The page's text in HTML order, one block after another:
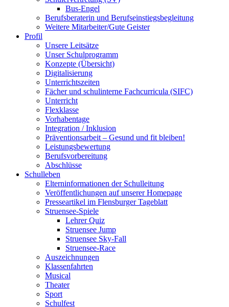
Bus-Engel
Berufsberaterin und Berufseinstiegsbegleitung
Weitere Mitarbeiter/Gute Geister
Profil
Unsere Leitsätze
Unser Schulprogramm
Konzepte (Übersicht)
Digitalisierung
Unterrichtszeiten
Fächer und schulinterne Fachcurricula (SIFC)
Unterricht
Flexklasse
Vorhabentage
Integration / Inklusion
Präventionsarbeit – Gesund und fit bleiben!
Leistungsbewertung
Berufsvorbereitung
Abschlüsse
Schulleben
Elterninformationen der Schulleitung
Veröffentlichungen auf unserer Homepage
Presseartikel im Flensburger Tageblatt
Struensee-Spiele
Lehrer Quiz
Struensee Jump
Struensee Sky-Fall
Struensee-Race
Auszeichnungen
Klassenfahrten
Musical
Theater
Sport
Schulfest